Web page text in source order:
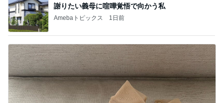
謝りたい義母に喧嘩覚悟で向かう私
Amebaトピックス 1日前